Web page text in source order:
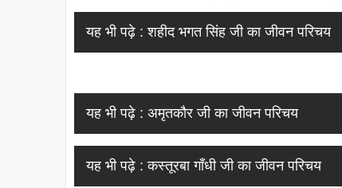
यह भी पढ़े : शहीद भगत सिंह जी का जीवन परिचय
यह भी पढ़े : अमृतकौर जी का जीवन परिचय
यह भी पढ़े : कस्तूरबा गाँधी जी का जीवन परिचय